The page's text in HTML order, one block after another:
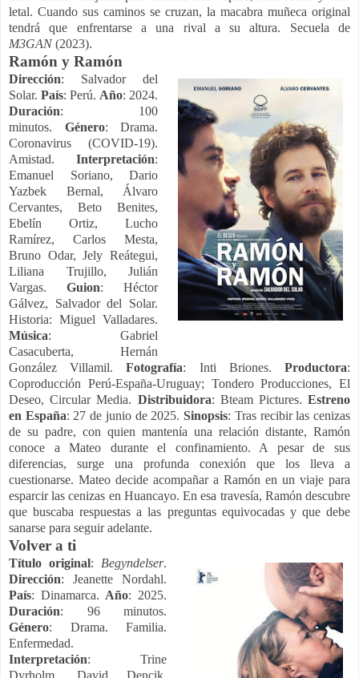
letal. Cuando sus caminos se cruzan, la macabra muñeca original
tendrá que enfrentarse a una rival a su altura. Secuela de
M3GAN(2023).
Ramón y Ramón
Dirección: Salvador del
Solar.País: Perú. Año: 2024.
Duración: 100
minutos. Género: Drama.
Coronavirus (COVID-19).
Amistad.Interpretación:
Emanuel Soriano, Dario
Yazbek Bernal, Álvaro
Cervantes, Beto Benites,
Ebelín Ortiz, Lucho
Ramírez, Carlos Mesta,
Bruno Odar, Jely Reátegui,
Liliana Trujillo, Julián
Vargas.Guion: Héctor
Gálvez, Salvador del Solar.
Historia: Miguel Valladares.
Música: Gabriel
Casacuberta, Hernán
González Villamil.Fotografía: Inti Briones.Productora:
Coproducción Perú-España-Uruguay; Tondero Producciones, El
Deseo, Circular Media. Distribuidora: Bteam Pictures. Estreno
en España: 27 de junio de 2025.Sinopsis: Tras recibir las cenizas
de su padre, con quien mantenía una relación distante, Ramón
conoce a Mateo durante el confinamiento. A pesar de sus
diferencias, surge una profunda conexión que los lleva a
cuestionarse. Mateo decide acompañar a Ramón en un viaje para
esparcir las cenizas en Huancayo. En esa travesía, Ramón descubre
que buscaba respuestas a las preguntas equivocadas y que debe
sanarse para seguir adelante.
Volver a ti
Título original: Begyndelser.
Dirección: Jeanette Nordahl.
País: Dinamarca. Año: 2025.
Duración: 96 minutos.
Género: Drama. Familia.
Enfermedad.
Interpretación:Trine
Dyrholm, David Dencik,